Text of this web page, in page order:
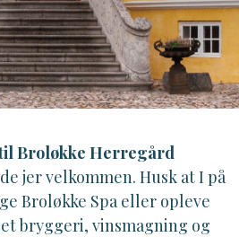
Broløkke Herregård
jer velkommen. Husk at I på
Broløkke Spa eller opleve
bryggeri, vinsmagning og